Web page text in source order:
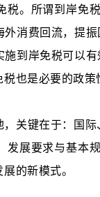
税。所谓到岸免
消费回流，提
到岸免税可以
也是必要的政策
关键在于：国
发展要求与基本
的新模式。